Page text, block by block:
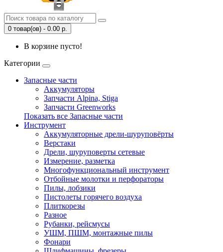
0 товар(ов) - 0.00 р.
В корзине пусто!
Категории
Запасные части
Аккумуляторы
Запчасти Alpina, Stiga
Запчасти Greenworks
Показать все Запасные части
Инструмент
Аккумуляторные дрели-шуруповёрты
Верстаки
Дрели, шуруповерты сетевые
Измерение, разметка
Многофункциональный инструмент
Отбойные молотки и перфораторы
Пилы, лобзики
Пистолеты горячего воздуха
Плиткорезы
Разное
Рубанки, рейсмусы
УШМ, ПШМ, монтажные пилы
Фонари